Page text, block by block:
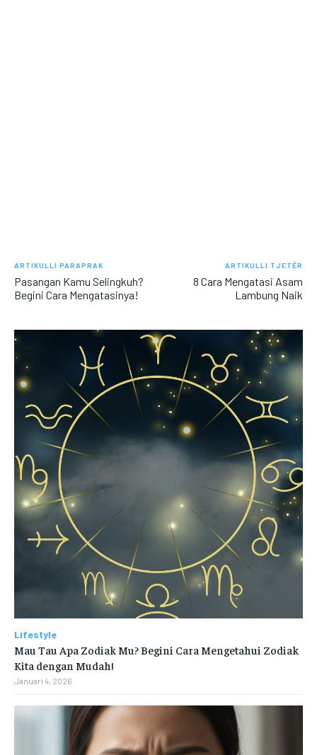
ARTIKULLI PARAPRAK
Pasangan Kamu Selingkuh?
Begini Cara Mengatasinya!
ARTIKULLI TJETËR
8 Cara Mengatasi Asam
Lambung Naik
Lifestyle
Mau Tau Apa Zodiak Mu? Begini Cara Mengetahui Zodiak
Kita dengan Mudah!
Januari 4, 2026